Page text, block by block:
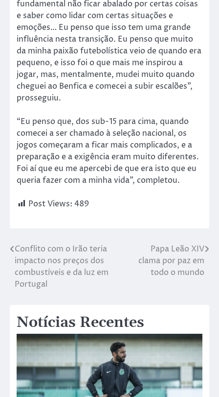
fundamental não ficar abalado por certas coisas
e saber como lidar com certas situações e
emoções… Eu penso que isso tem uma grande
influência nesta transição. Eu penso que muito
da minha paixão futebolística veio de quando era
pequeno, e isso foi o que mais me inspirou a
jogar, mas, mentalmente, mudei muito quando
cheguei ao Benfica e comecei a subir escalões”,
prosseguiu.
“Eu penso que, dos sub-15 para cima, quando
comecei a ser chamado à seleção nacional, os
jogos começaram a ficar mais complicados, e a
preparação e a exigência eram muito diferentes.
Foi aí que eu me apercebi de que era isto que eu
queria fazer com a minha vida”, completou.
Post Views: 489
Conflito com o Irão teria
impacto nos preços dos
combustíveis e da luz em
Portugal
Papa Leão XIV
clama por paz em
todo o mundo
Notícias Recentes